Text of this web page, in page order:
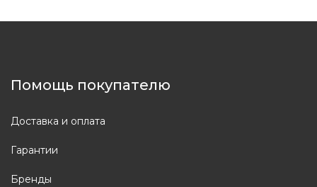
Помощь покупателю
Доставка и оплата
Гарантии
Бренды